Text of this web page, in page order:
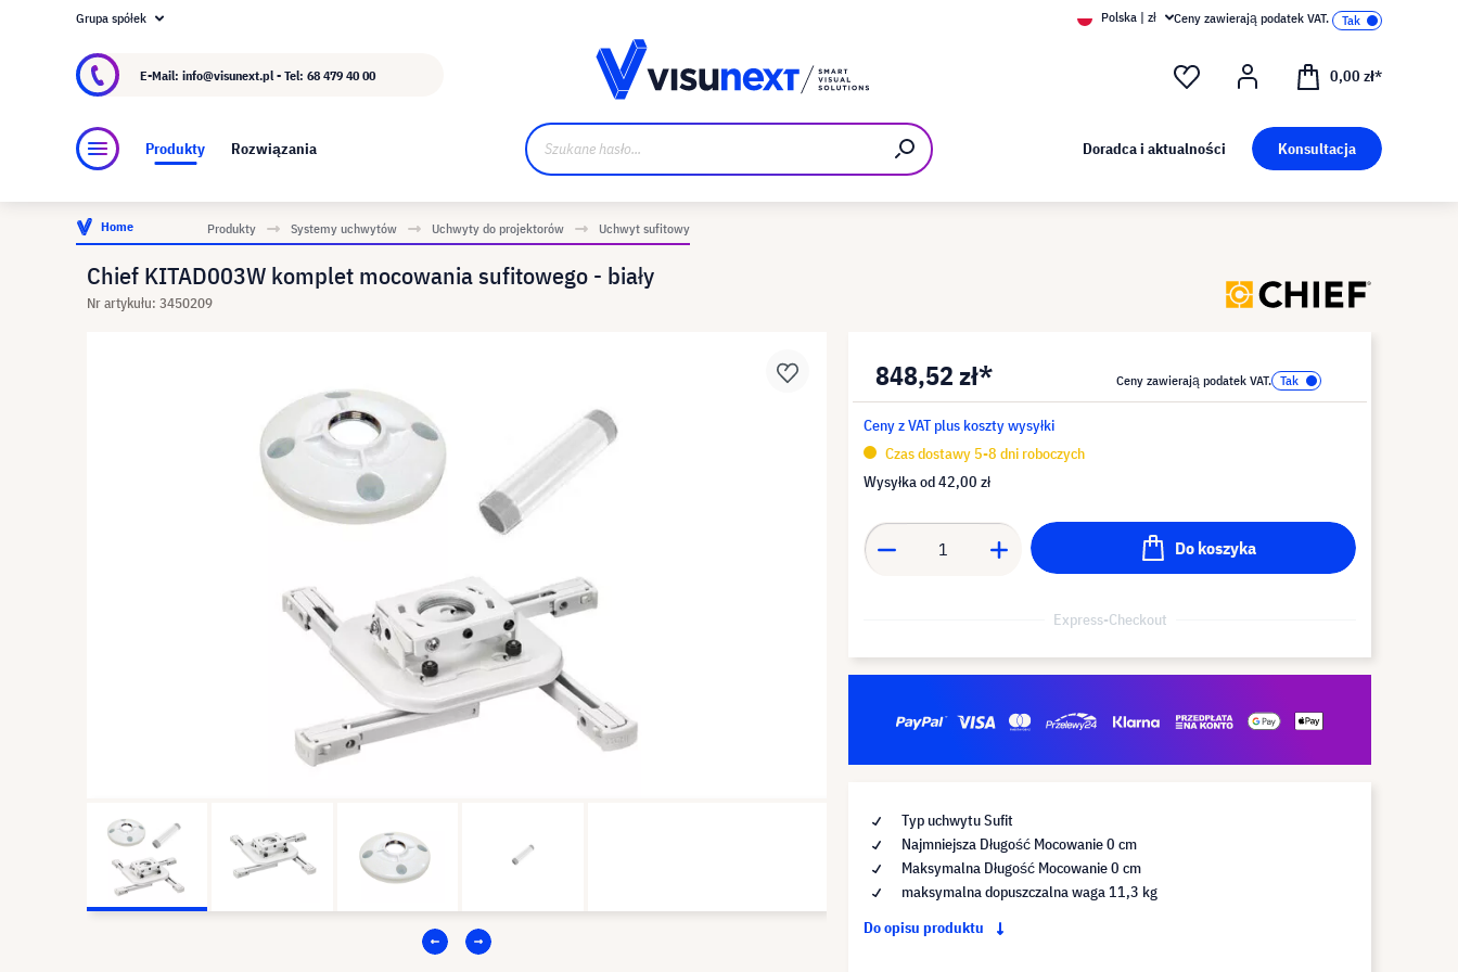
O visunext.pl
Grupa spółek Polska | zł Ceny zawierają podatek VAT.
E-Mail: info@visunext.pl - Tel: 68 479 40 00 0,00 zł*
Produkty Rozwiązania Doradca i aktualności Konsultacja
Home Produkty Systemy uchwytów Uchwyty do projektorów Uchwyt sufitowy
Chief KITAD003W komplet mocowania sufitowego - biały
Nr artykułu: 3450209
848,52 zł* Ceny zawierają podatek VAT.
Ceny z VAT plus koszty wysyłki
Czas dostawy 5-8 dni roboczych
Wysyłka od42,00 zł
Do koszyka
Express-Checkout
Typ uchwytu Sufit
Najmniejsza Długość Mocowanie 0 cm
Maksymalna Długość Mocowanie 0 cm
maksymalna dopuszczalna waga 11,3 kg
Do opisu produktu